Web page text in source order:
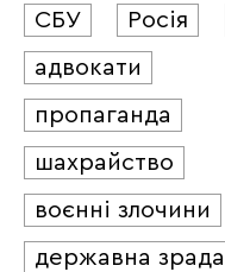
СБУ
Росія
адвокати
пропаганда
шахрайство
воєнні злочини
державна зрада